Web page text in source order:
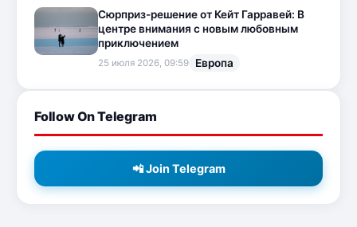
Сюрприз-решение от Кейт Гарравей: В
центре внимания с новым любовным
приключением
25 июля 2026, 09:59 Европа
Follow On Telegram
📲 Join Telegram